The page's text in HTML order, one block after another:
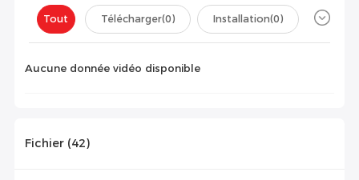
Tout Télécharger(0) Installation(0)
Aucune donnée vidéo disponible
Fichier (42)